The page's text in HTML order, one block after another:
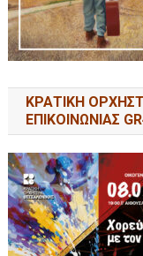
ΚΡΑΤΙΚΗ
ΕΠΙΚΟΙΝΩΝΙΑΣ